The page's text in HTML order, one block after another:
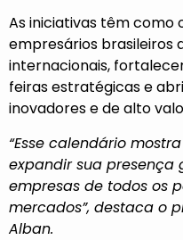
As iniciativas têm
empresários brasileiros
internacionais,
feiras estratégicas e
inovadores e de alto
“Esse calendário
expandir sua presença
empresas de todos os
mercados”, destaca o
Alban.